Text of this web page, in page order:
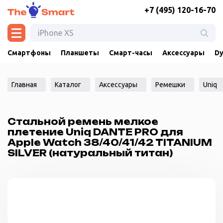
+7 (495) 120-16-70
Смартфоны Планшеты Смарт-часы Аксессуары
Главная Каталог Аксессуары Ремешки Uniq
Стальной ремень мелкое
плетение Uniq DANTE PRO для
Apple Watch 38/40/41/42 TITANIUM
SILVER (натуральный титан)